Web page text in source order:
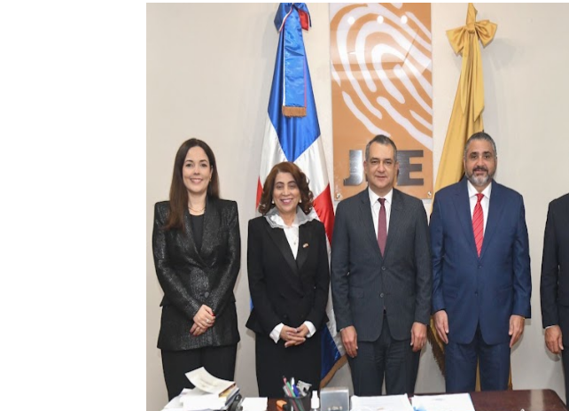
Hipótesis policial sobre atentado a balazos en la
CESDN urge fortalecer el sistema eléctrico ante
Cacerolazos, gomas quemadas y bombas
Roberto Ángel Salcedo anuncia festival cultural para
Roberto Ángel Salcedo anuncia festival cultural
Respuesta oportuna de Propeep permite a familia
Juramentan a Angelina Biviana Riveiro como
DIGEIG y Liga Municipal Dominicana impulsan metas
Tribunal Superior Administrativo anula permisos
JCE flexibiliza renovación de cédula: adiós al orden